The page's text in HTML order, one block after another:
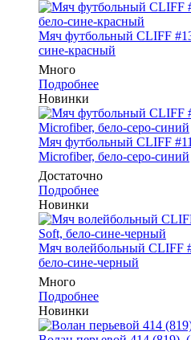
Мяч футбольный CLIFF
сине-красный
Много
Подробнее
Новинки
Мяч футбольный CLIFF
Microfiber, бело-серо-синий
Достаточно
Подробнее
Новинки
Мяч волейбольный CLIFF
бело-сине-черный
Много
Подробнее
Новинки